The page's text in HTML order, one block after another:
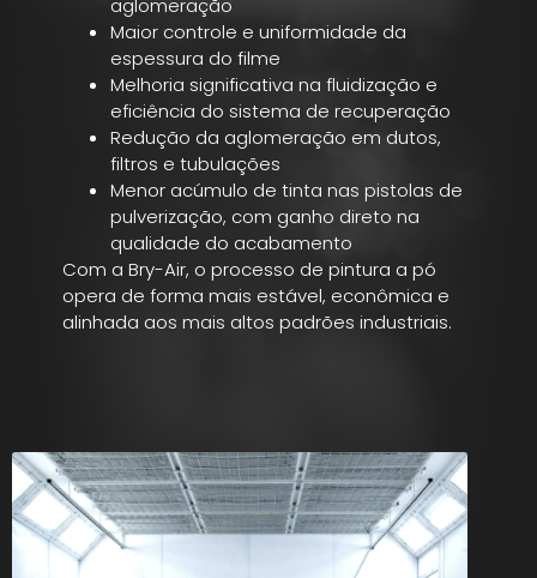
aglomeração
Maior controle e uniformidade da
espessura do filme
Melhoria significativa na fluidização e
eficiência do sistema de recuperação
Redução da aglomeração em dutos,
filtros e tubulações
Menor acúmulo de tinta nas pistolas de
pulverização, com ganho direto na
qualidade do acabamento
Com a Bry-Air, o processo de pintura a pó
opera de forma mais estável, econômica e
alinhada aos mais altos padrões industriais.